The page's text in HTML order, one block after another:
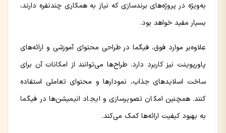
به‌ویژه در پروژه‌های برند‌سازی که نیاز به همکاری چندنفره دارند،
بسیار مفید خواهد بود.
علاوه‌بر موارد فوق، فیگما در طراحی محتوای آموزشی و ارائه‌های
پاورپوینت نیز کاربرد دارد. طراح‌ها می‌توانند از امکانات آن برای
ساخت اسلایدهای جذاب، نمودارها و محتوای تعاملی استفاده
کنند. همچنین امکان تصویرسازی و ایجاد انیمیشن‌ها در فیگما
به بهبود کیفیت ارائه‌ها کمک می‌کند.